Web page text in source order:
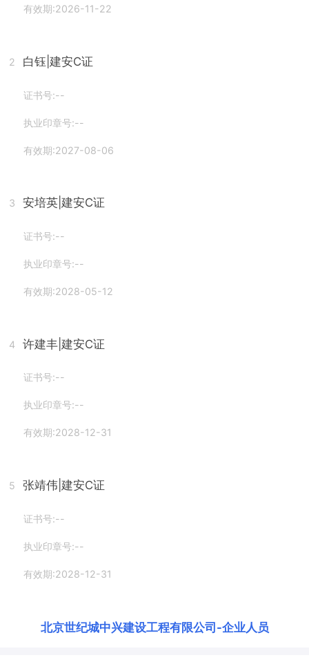
有效期:2026-11-22
2 白钰 |建安C证
证书号:--
执业印章号:--
有效期:2027-08-06
3 安培英 |建安C证
证书号:--
执业印章号:--
有效期:2028-05-12
4 许建丰 |建安C证
证书号:--
执业印章号:--
有效期:2028-12-31
5 张靖伟 |建安C证
证书号:--
执业印章号:--
有效期:2028-12-31
北京世纪城中兴建设工程有限公司 -企业人员